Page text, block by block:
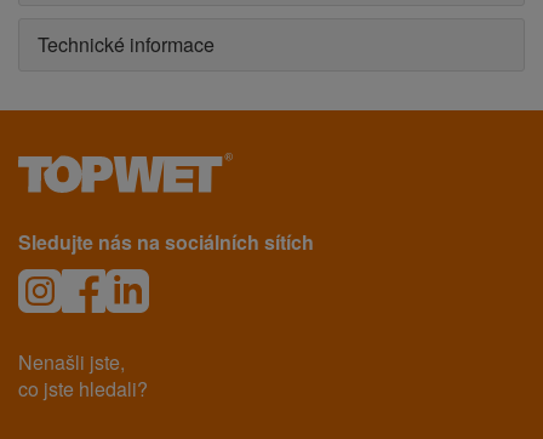
Technické informace
Sledujte nás na sociálních sítích
Nenašli jste,
co jste hledali?